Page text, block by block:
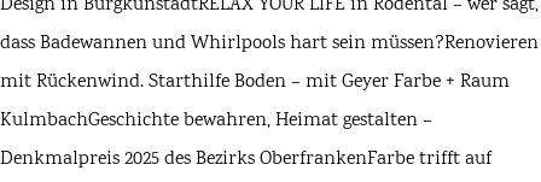
dass Badewannen und Whirlpools hart sein müssen?Renovieren
mit Rückenwind. Starthilfe Boden – mit Geyer Farbe + Raum
KulmbachGeschichte bewahren, Heimat gestalten –
Denkmalpreis 2025 des Bezirks OberfrankenFarbe trifft auf